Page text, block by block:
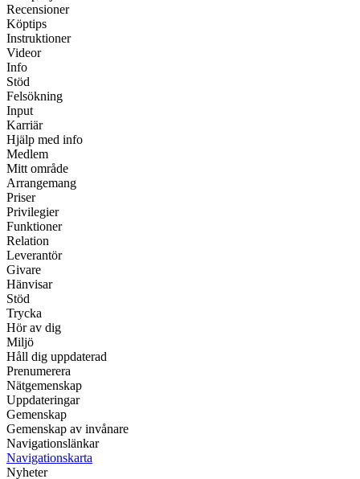
Recensioner
Köptips
Instruktioner
Videor
Info
Stöd
Felsökning
Input
Karriär
Hjälp med info
Medlem
Mitt område
Arrangemang
Priser
Privilegier
Funktioner
Relation
Leverantör
Givare
Hänvisar
Stöd
Trycka
Hör av dig
Miljö
Håll dig uppdaterad
Prenumerera
Nätgemenskap
Uppdateringar
Gemenskap
Gemenskap av invånare
Navigationslänkar
Navigationskarta
Nyheter